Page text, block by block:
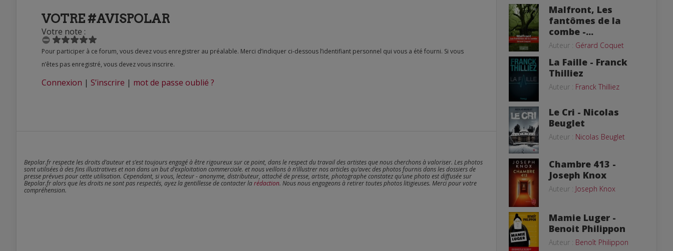
VOTRE #AVISPOLAR
Votre note :
Pour participer à ce forum, vous devez vous enregistrer au préalable. Merci d’indiquer ci-dessous l’identifiant personnel qui vous a été fourni. Si vous
n’êtes pas enregistré, vous devez vous inscrire.
Connexion | S’inscrire | mot de passe oublié ?
Bepolar.fr respecte les droits d’auteur et s’est toujours engagé à être rigoureux sur ce point, dans le respect du travail des artistes que nous cherchons à valoriser. Les photos
sont utilisées à des fins illustratives et non dans un but d’exploitation commerciale. et nous veillons à n’illustrer nos articles qu’avec des photos fournis dans les dossiers de
presse prévues pour cette utilisation. Cependant, si vous, lecteur - anonyme, distributeur, attaché de presse, artiste, photographe constatez qu’une photo est diffusée sur
Bepolar.fr alors que les droits ne sont pas respectés, ayez la gentillesse de contacter larédaction. Nous nous engageons à retirer toutes photos litigieuses. Merci pour votre
compréhension.
Malfront, Les
fantômes de la
combe -...
Auteur : Gérard Coquet
La Faille - Franck
Thilliez
Auteur : Franck Thilliez
Le Cri - Nicolas
Beuglet
Auteur : Nicolas Beuglet
Chambre 413 -
Joseph Knox
Auteur : Joseph Knox
Mamie Luger -
Benoit Philippon
Auteur : Benoît Philippon